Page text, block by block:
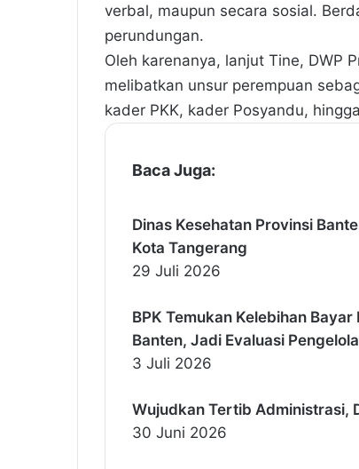
verbal, maupun secara sosial.
perundungan.
Oleh karenanya, lanjut Tine, DWP
melibatkan unsur perempuan
kader PKK, kader Posyandu,
Baca Juga:
Dinas Kesehatan Provinsi
Kota Tangerang
29 Juli 2026
BPK Temukan Kelebihan
Banten, Jadi Evaluasi
3 Juli 2026
Wujudkan Tertib Administrasi,
30 Juni 2026